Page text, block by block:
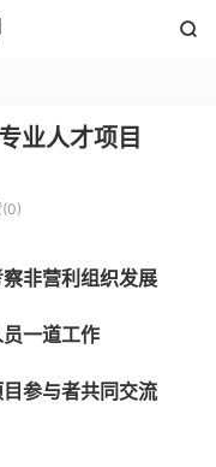

业人才项目
(0)
非营利组织发展
一道工作
参与者共同交流